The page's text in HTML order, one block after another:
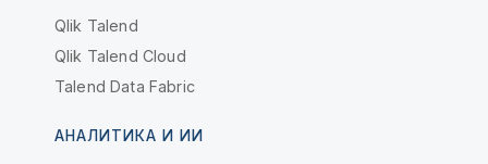
Qlik Talend
Qlik Talend Cloud
Talend Data Fabric
АНАЛИТИКА И ИИ